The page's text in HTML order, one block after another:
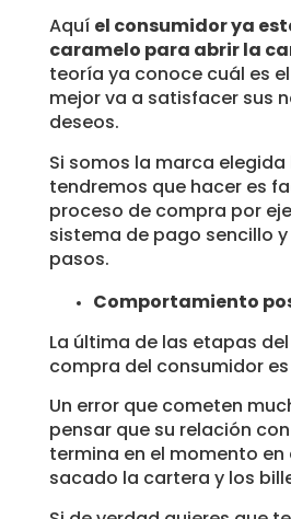
Aquí el consumidor ya
caramelo para abrir la
teoría ya conoce cuál es
mejor va a satisfacer sus
deseos.
Si somos la marca elegida
tendremos que hacer es
proceso de compra por
sistema de pago sencillo
pasos.
Comportamiento
La última de las etapas
compra del consumidor
Un error que cometen
pensar que su relación
termina en el momento en
sacado la cartera y los